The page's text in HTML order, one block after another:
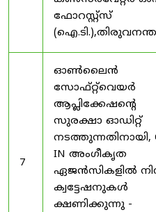
ഫോറസ്റ്റ്സ്
7
ഓൺലൈൻ
സോഫ്റ്റ്‌വെയർ
ആപ്ലിക്കേഷന്റെ
സുരക്ഷാ ഓഡിറ്റ്
നടത്തുന്നതിനായി,
IN അംഗീകൃത
ഏജൻസികളിൽ
ക്വട്ടേഷനുകൾ
ക്ഷണിക്കുന്നു -